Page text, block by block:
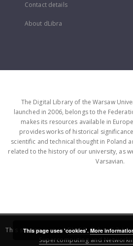
Contact details
About dLibra
The Digital Library of the Warsaw
launched in 2006, belongs to the
makes its resources available in
provides works of historical
scientific and technical thought in Poland
related to the history of our university, as
Varsavian.
This service runs onDInGO dLibra 6.3.16
Supercomputing and
This page uses 'cookies'. More